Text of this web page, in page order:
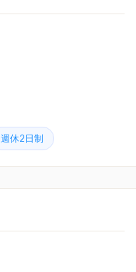
週休2日制